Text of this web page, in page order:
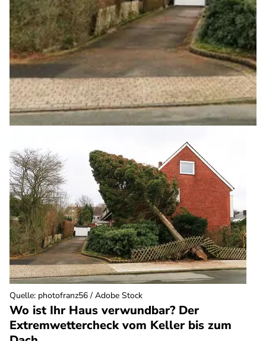
Wo ist Ihr Haus verwundbar? Der
Extremwettercheck vom Keller bis zum
Quelle: photofranz56 / Adobe Stock